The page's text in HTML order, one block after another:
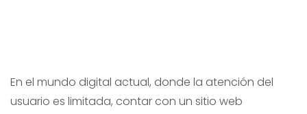
En el mundo digital actual, donde la atención del
usuario es limitada, contar con un sitio web